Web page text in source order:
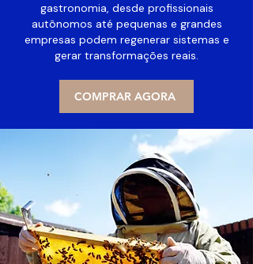
gastronomia, desde profissionais
autônomos até pequenas e grandes
empresas podem regenerar sistemas e
gerar transformações reais.
COMPRAR AGORA